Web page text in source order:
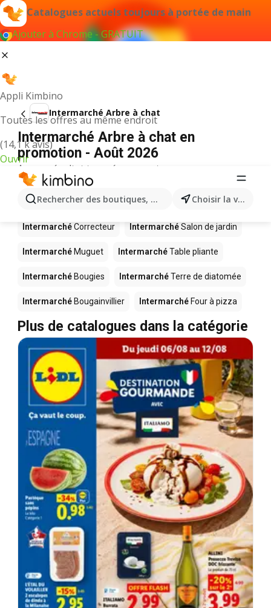
Catalogues actuels toujours à portée de main
Ajouter à Chrome - GRATUIT
Appli Kimbino
Toutes les offres au même endroit
(14,1 k avis)
Ouvrir
Rechercher des boutiques, des catégories, des Choisir la ville
Intermarché Arbre à chat
Intermarché Arbre à chat en
promotion - Août 2026
Aucun résultat trouvé pour ce terme.
D’autres produits dans les magasins
Intermarché
IntermarchéCorrecteur IntermarchéSalon de jardin
Intermarché Muguet IntermarchéTable pliante
Intermarché Bougies IntermarchéTerre de diatomée
Intermarché Bougainvillier Intermarché Four à pizza
Plus de catalogues dans la catégorie